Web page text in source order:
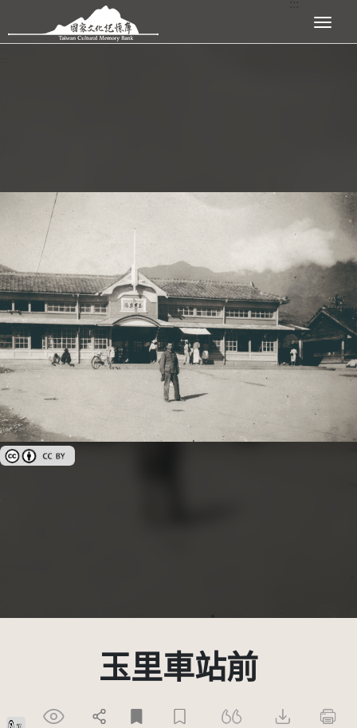
跳到主要內容區塊 展開選單
創用CC姓名標示 3.0 台灣及其後版本(CC BY 3.0 TW +)
玉里車站前
公眾領域貢獻宣告(CC0)